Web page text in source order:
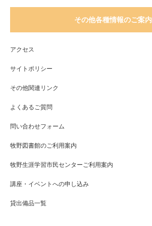
その他各種情報のご案内
アクセス
サイトポリシー
その他関連リンク
よくあるご質問
問い合わせフォーム
牧野図書館のご利用案内
牧野生涯学習市民センターご利用案内
講座・イベントへの申し込み
貸出備品一覧